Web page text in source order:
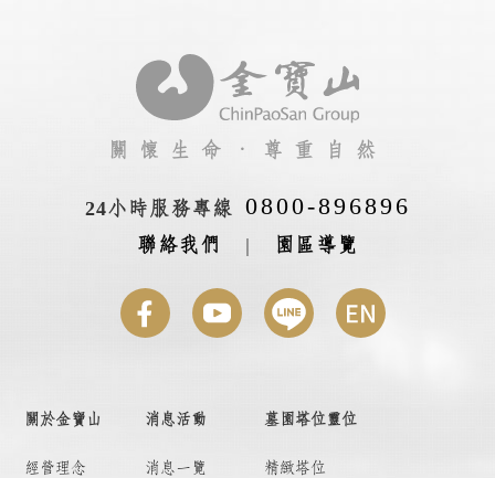
關懷生命‧尊重自然
24小時服務專線 0800-896896
聯絡我們 | 園區導覽
關於金寶山
經營理念
消息活動
消息一覽
墓園塔位靈位
精緻塔位